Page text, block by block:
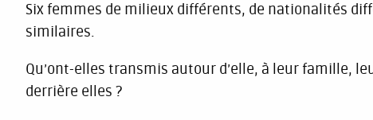
Six femmes de milieux différents, de nationalités
similaires.
Qu’ont-elles transmis autour d’elle, à leur famille,
derrière elles ?